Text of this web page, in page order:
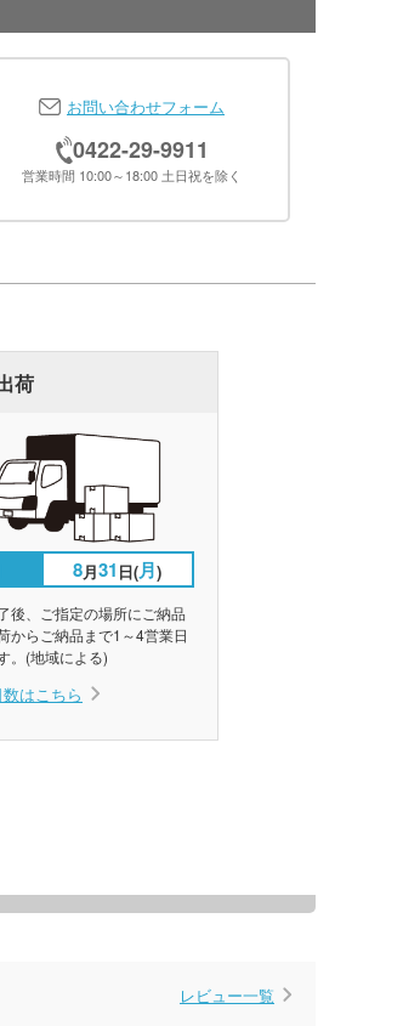
お問い合わせフォーム
0422-29-9911
営業時間 10:00～18:00 土日祝を除く
荷
8月31 日(月)
後、ご指定の場所にご納品
からご納品まで1～4営業日
。(地域による)
はこちら
レビュー一覧